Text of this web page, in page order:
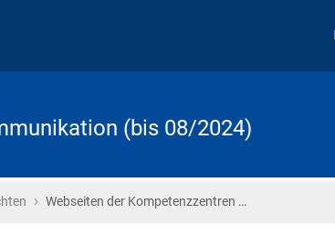
(bis 08/2024)
› Webseiten der Kompetenzzentren …